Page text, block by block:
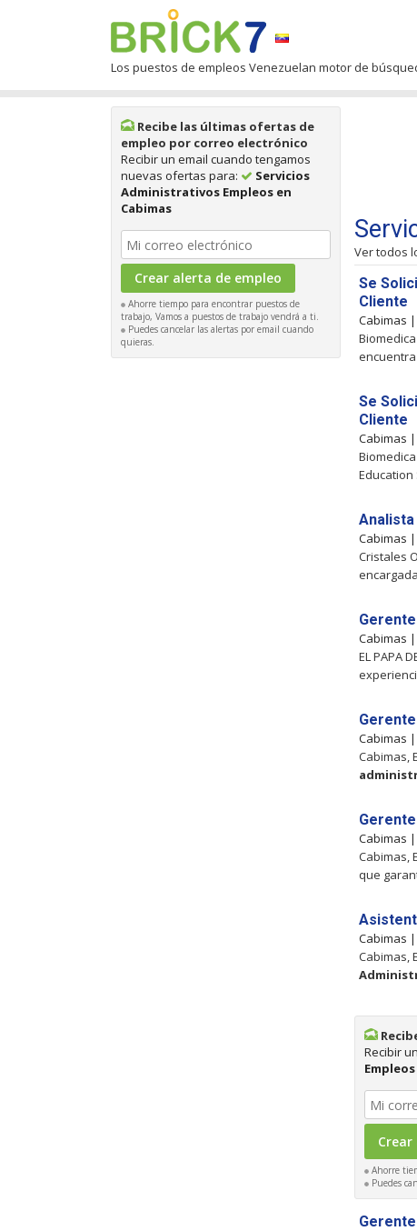
Los puestos de empleos Venezuelan motor de
Recibe las últimas ofertas de
empleo por correo electrónico
Recibir un email cuando tengamos
nuevas ofertas para:
Servicios
Administrativos Empleos en
Cabimas
Ahorre tiempo para encontrar puestos de
trabajo, Vamos a puestos de trabajo vendrá a ti.
Puedes cancelar las alertas por email cuando
quieras.
Ver todos
Se
Cliente
Cabimas |
Se
Cliente
Cabimas |
Education
Cabimas |
Cristales
Cabimas |
EL PAPA
Cabimas |
Cabimas,
Cabimas |
Cabimas,
que
Cabimas |
Cabimas,
Recibir
Ahorre
Puedes